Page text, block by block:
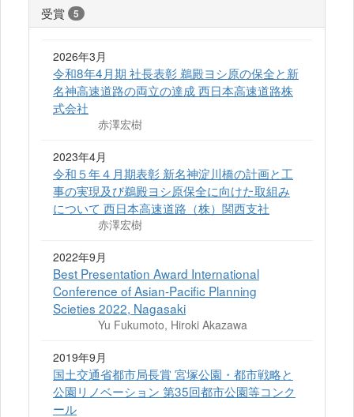
受賞 5
2026年3月
令和8年4月期 社長表彰 鵜殿ヨシ原の保全と新
名神高速道路の両立の達成 西日本高速道路株
式会社
赤澤宏樹
2023年4月
令和５年４月期表彰 新名神淀川橋の計画と工
事の実現及び鵜殿ヨシ原保全に向けた取組み
について 西日本高速道路（株）関西支社
赤澤宏樹
2022年9月
Best Presentation Award International
Conference of Asian-Pacific Planning
Scieties 2022, Nagasaki
Yu Fukumoto, Hiroki Akazawa
2019年9月
国土交通省都市局長賞 宮塚公園・都市戦略と
公園リノベーション 第35回都市公園等コンク
ール